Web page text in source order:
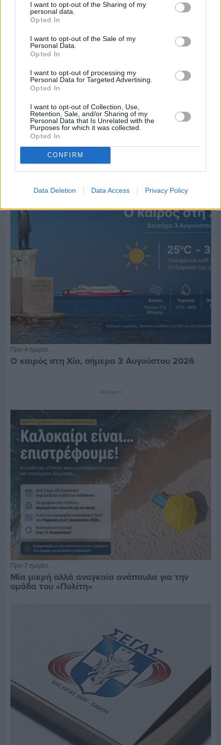
I want to opt-out of the Sharing of my
personal data.
Opted In
I want to opt-out of the Sale of my
Personal Data.
Opted In
I want to opt-out of processing my
Personal Data for Targeted Advertising.
Opted In
I want to opt-out of Collection, Use,
Retention, Sale, and/or Sharing of my
Personal Data that Is Unrelated with the
Purposes for which it was collected.
Opted In
CONFIRM
Data Deletion Data Access Privacy Policy
Πριν 4 ημέρες
70 χρόνια ιστορίας και συγκίνησης για το
Πριν 4 ημέρες
Ο καιρός στη Χίο, σήμερα 3 Αυγούστου 2026
Διαφήμιση
Πριν 7 ημέρες
Μία μικρή αλλά αναγκαία ανάπαυλα για την
ομάδα του «Πολίτη»